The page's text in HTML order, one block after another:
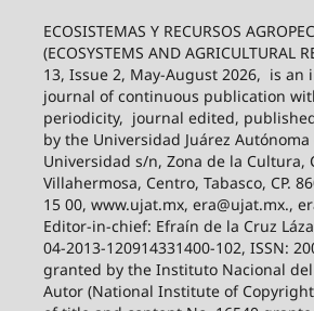
ECOSISTEMAS Y RECURSOS
(ECOSYSTEMS AND AGRICULTURAL
13, Issue 2, May-August 2026, is an
journal of continuous publication
periodicity, journal edited,
by the Universidad Juárez Autónoma
Universidad s/n, Zona de la Cultura,
Villahermosa, Centro, Tabasco, CP.
15 00, www.ujat.mx, era@ujat.mx.,
Editor-in-chief: Efraín de la Cruz
04-2013-120914331400-102, ISSN:
granted by the Instituto Nacional
Autor (National Institute of